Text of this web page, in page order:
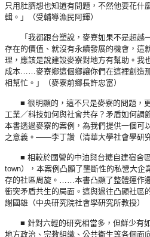
只用肚臍想也知道有問題，不然他要花什
輯。」（受輔導漁民阿輝）
「我都跟台塑說，麥寮如果不是超越
存在的價值、就沒有永續發展的機會，
理，應該是說建設麥寮對地方有幫助。我
成本……麥寮鄉這個鄉讓你們在這裡創造
相幫忙。」（麥寮前鄉長許忠富）
■ 很明顯的，這不只是麥寮的問題，
工業／科技如何與社會共存？矛盾如何調
本書透過麥寮的案例，為我們提供一個可
之意義。——李丁讚（清華大學社會學研究
■ 相較於國營的中油與台糖自建宿舍
town），本案例凸顯了壟斷性的私營大企
存的社區周旋。……本書凸顯了整體運作
衝突矛盾共生的局面。這與過往凸顯社
謝國雄（中央研究院社會學研究所教授）
■ 針對六輕的研究相當多，但鮮少有如
地方政治、宗教組織、公共衛生等各個面